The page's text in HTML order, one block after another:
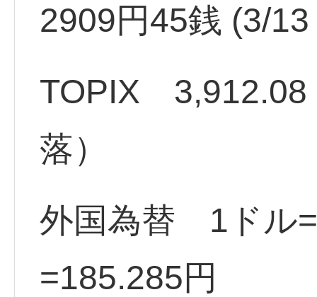
2909円45銭 (3/
TOPIX 3,912.08
落）
外国為替 1ドル
=185.285円